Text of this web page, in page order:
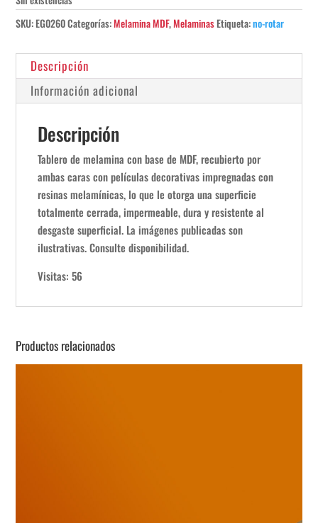
SKU:EG0260Categorías:Melamina MDF,MelaminasEtiqueta:no-rotar
Descripción
Información adicional
Descripción
Tablero de melamina con base de MDF, recubierto por
ambas caras con películas decorativas impregnadas con
resinas melamínicas, lo que le otorga una superficie
totalmente cerrada, impermeable, dura y resistente al
desgaste superficial. La imágenes publicadas son
ilustrativas. Consulte disponibilidad.
Visitas: 56
Productos relacionados